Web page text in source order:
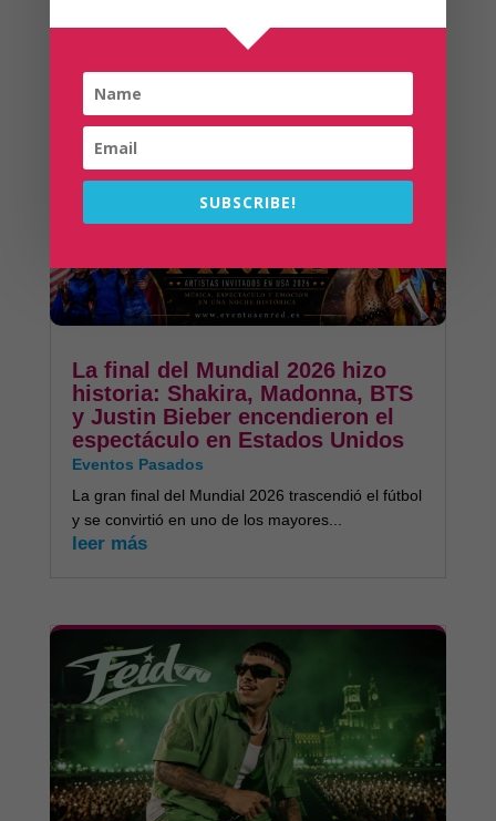
ENTRADAS SIMILARES
La final del Mundial 2026 hizo
historia: Shakira, Madonna, BTS
y Justin Bieber encendieron el
espectáculo en Estados Unidos
Eventos Pasados
La gran final del Mundial 2026 trascendió el fútbol
y se convirtió en uno de los mayores...
leer más
SUBSCRIBE!